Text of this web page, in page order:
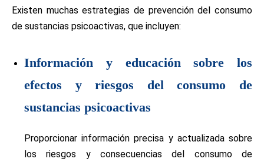
Existen muchas estrategias de prevención del consumo
de sustancias psicoactivas, que incluyen:
Información y educación sobre los
efectos y riesgos del consumo de
sustancias psicoactivas
Proporcionar información precisa y actualizada sobre
los riesgos y consecuencias del consumo de